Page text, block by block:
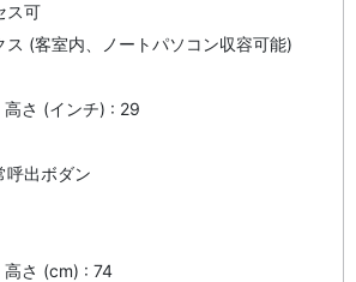
ス可
ス (客室内、ノートパソコン収容可能)
高さ (インチ) : 29
呼出ボダン
高さ (cm) : 74